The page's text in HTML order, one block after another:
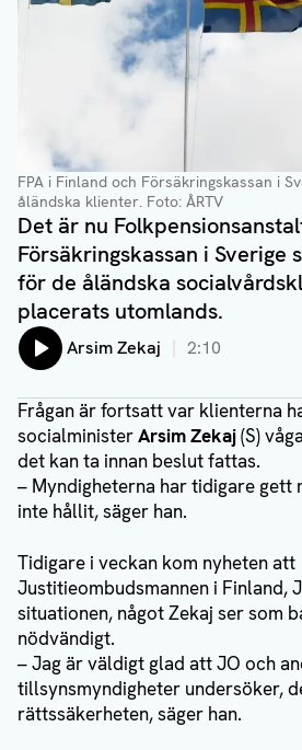
FPA i Finland och Försäkringskassan i
åländska klienter. Foto: ÅRTV
Det är nu
Försäkringskassan i Sverige
för de åländska
placerats utomlands.
Lyssna på:
Arsim Zekaj 2:10
Frågan är fortsatt var klienterna
socialministerArsim Zekaj(S)
det kan ta innan beslut fattas.
– Myndigheterna har tidigare gett
inte hållit, säger han.
Tidigare i veckan kom nyheten att
Justitieombudsmannen i Finland,
situationen, något Zekaj ser som
nödvändigt.
– Jag är väldigt glad att JO och
tillsynsmyndigheter undersöker,
rättssäkerheten, säger han.